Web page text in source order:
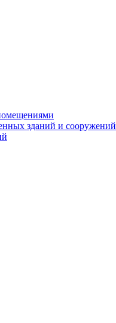
зданий и сооружений